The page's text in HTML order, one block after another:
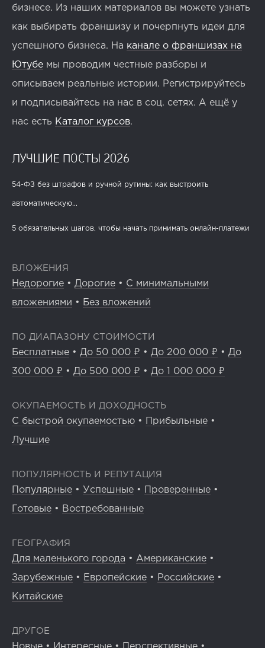
бизнесе. Из наших материалов вы можете узнать
как выбирать франшизу и почерпнуть идеи для
успешного бизнеса. На канале о франшизах на
Ютубе мы проводим честные разборы и
описываем реальные истории. Регистрируйтесь
и подписывайтесь на нас в соц. сетях. А ещё у
нас есть Каталог курсов.
ЛУЧШИЕ ПОСТЫ 2026
54-ФЗ без штрафов и ручной рутины: как выстроить
автоматическую...
5 обязательных шагов, чтобы начать принимать онлайн-платежи
ВЛОЖЕНИЯ
Недорогие • Дорогие • С минимальными
вложениями • Без вложений
ПО ДИАПАЗОНУ СТОИМОСТИ
Бесплатные • До 50 000 ₽ • До 200 000 ₽ • До
300 000 ₽ • До 500 000 ₽ • До 1 000 000 ₽
ОКУПАЕМОСТЬ И ДОХОДНОСТЬ
С быстрой окупаемостью • Прибыльные •
Лучшие
ПОПУЛЯРНОСТЬ И РЕПУТАЦИЯ
Популярные • Успешные • Проверенные •
Готовые • Востребованные
ГЕОГРАФИЯ
Для маленького города • Американские •
Зарубежные • Европейские • Российские •
Китайские
ДРУГОЕ